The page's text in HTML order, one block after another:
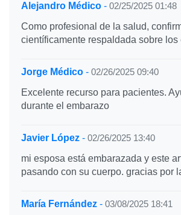
Alejandro Médico- 02/25/2025 01:48
Como profesional de la salud,
científicamente respaldada sobre
Jorge Médico- 02/26/2025 09:40
Excelente recurso para pacientes.
durante el embarazo
Javier López- 02/26/2025 13:40
mi esposa está embarazada y este
pasando con su cuerpo. gracias por
María Fernández- 03/08/2025 18:41